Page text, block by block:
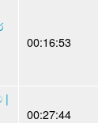
00:16:53
|
00:27:44